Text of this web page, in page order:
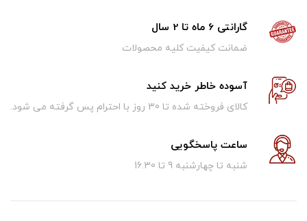
گارانتی 6 ماه تا 2 سال
ضمانت کیفیت کلیه محصولات
آسوده خاطر خرید کنید
کالای فروخته شده تا 30 روز با احترام پس گرفته می شود.
ساعت پاسخگویی
شنبه تا چهارشنبه 9 تا 16.30